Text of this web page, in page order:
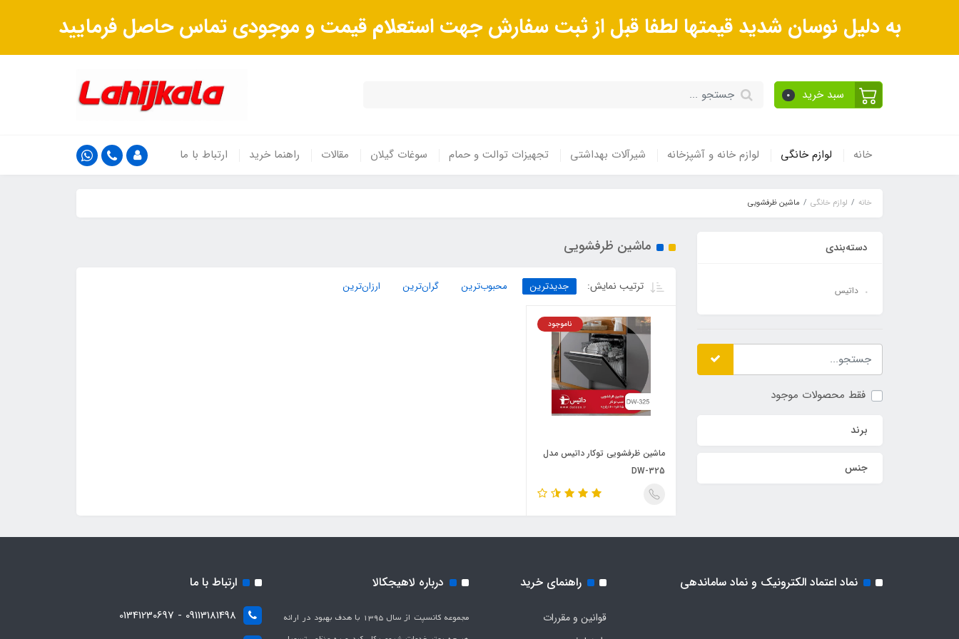
به دلیل نوسان شدید قیمتها لطفا قبل از ثبت سفارش جهت استعلام قیمت و موجودی تماس حاصل فرمایید
سبد خرید 0
خانه لوازم خانگی لوازم خانه و آشپزخانه شیرآلات بهداشتی تجهیزات توالت و حمام سوغات گیلان مقالات راهنما خرید ارتباط با ما
خانه لوازم خانگی ماشین ظرفشویی
دسته‌بندی
داتیس
فقط محصولات موجود
برند
جنس
ماشین ظرفشویی
ترتیب نمایش: جدیدترین محبوب‌ترین گران‌ترین ارزان‌ترین
ناموجود
ماشین ظرفشویی توکار داتیس مدل
DW-325
نماد اعتماد الکترونیک و نماد ساماندهی راهنمای خرید
قوانین و مقررات
درباره لاهیجکالا
مجموعه کانسپت از سال 1395 با هدف بهبود در ارائه
ارتباط با ما
09113181498 - 01341230697